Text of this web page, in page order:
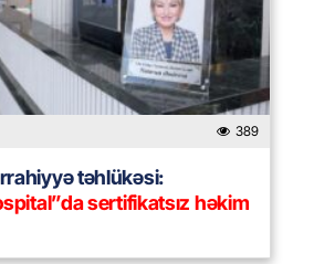
389
təhlükəsi:
sertifikatsız həkim